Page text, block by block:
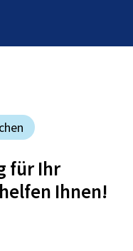
für Ihr
Ihnen!